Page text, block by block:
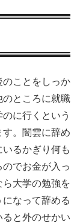
のことをしっか
のところに就職
に行くという
。闇雲に辞め
るかぎり何も
でお金が入っ
大学の勉強を
なって辞める
と外のせかい